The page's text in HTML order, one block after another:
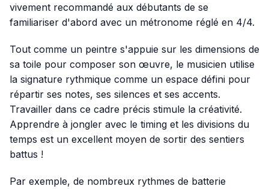
vivement recommandé aux débutants de se
familiariser d'abord avec un métronome réglé en 4/4.
Tout comme un peintre s'appuie sur les dimensions de
sa toile pour composer son œuvre, le musicien utilise
la signature rythmique comme un espace défini pour
répartir ses notes, ses silences et ses accents.
Travailler dans ce cadre précis stimule la créativité.
Apprendre à jongler avec le timing et les divisions du
temps est un excellent moyen de sortir des sentiers
battus !
Par exemple, de nombreux rythmes de batterie